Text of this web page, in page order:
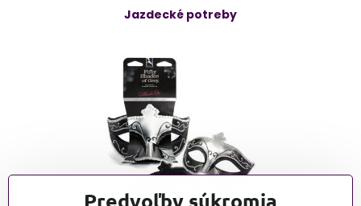
Jazdecké potreby
Predvoľby súkromia